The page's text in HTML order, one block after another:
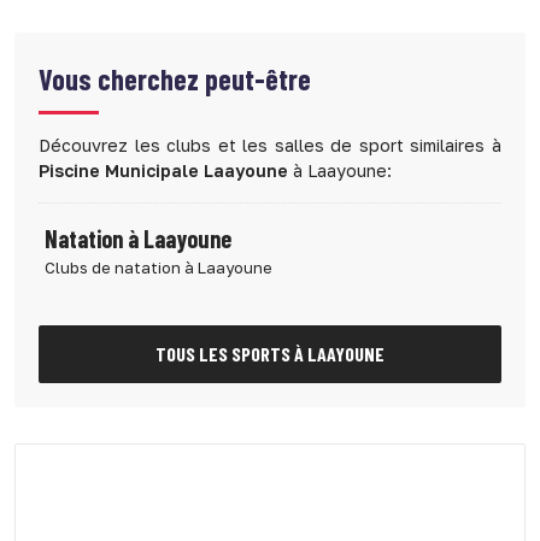
Vous cherchez peut-être
Découvrez les clubs et les salles de sport similaires à
Piscine Municipale Laayoune à Laayoune:
Natation à Laayoune
Clubs de natation à Laayoune
TOUS LES SPORTS À LAAYOUNE